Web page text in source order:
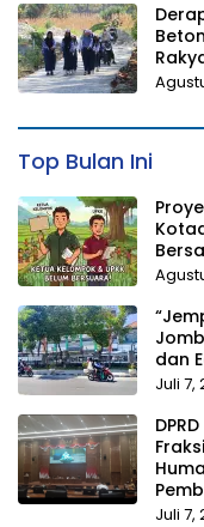
Top Bulan Ini
dan
Juli 7,
Juli 7,